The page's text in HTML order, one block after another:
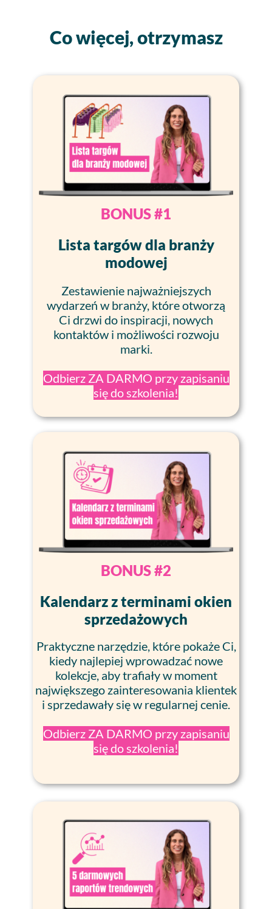
Co więcej, otrzymasz
Praktyczne narzędzie, które pokaże Ci,
kiedy najlepiej wprowadzać nowe
kolekcje, aby trafiały w moment
największego zainteresowania klientek
i sprzedawały się w regularnej cenie.
Odbierz ZA DARMO przy zapisaniu
się do szkolenia!
Kalendarz z terminami okien
sprzedażowych
BONUS #2
Zestawienie najważniejszych
wydarzeń w branży, które otworzą
Ci drzwi do inspiracji, nowych
kontaktów i możliwości rozwoju
marki.
Odbierz ZA DARMO przy zapisaniu
się do szkolenia!
Lista targów dla branży
modowej
BONUS #1